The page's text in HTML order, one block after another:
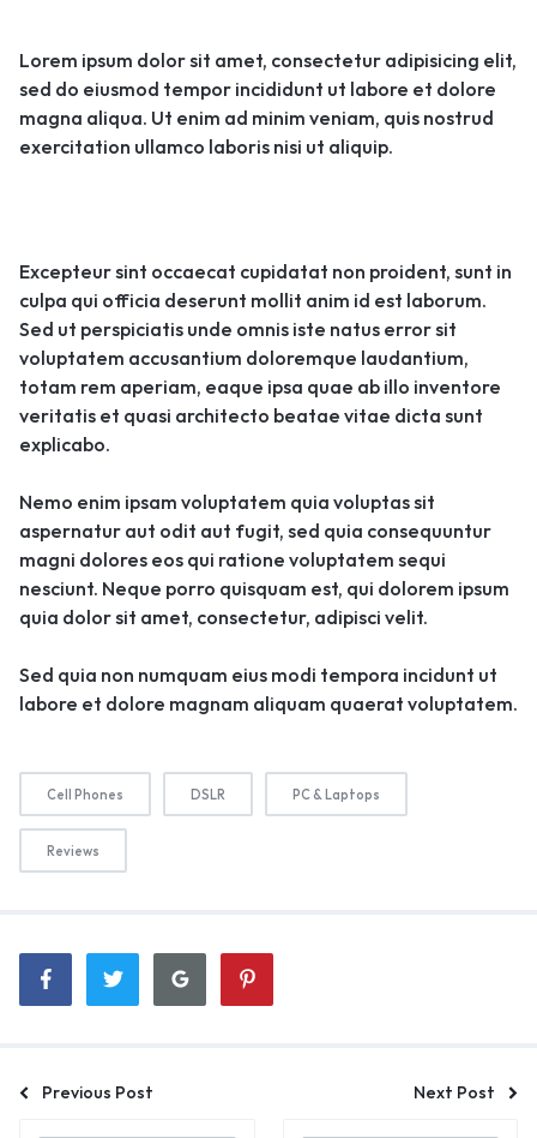
Lorem ipsum dolor sit amet, consectetur adipisicing elit,
sed do eiusmod tempor incididunt ut labore et dolore
magna aliqua. Ut enim ad minim veniam, quis nostrud
exercitation ullamco laboris nisi ut aliquip.
Excepteur sint occaecat cupidatat non proident, sunt in
culpa qui officia deserunt mollit anim id est laborum.
Sed ut perspiciatis unde omnis iste natus error sit
voluptatem accusantium doloremque laudantium,
totam rem aperiam, eaque ipsa quae ab illo inventore
veritatis et quasi architecto beatae vitae dicta sunt
explicabo.
Nemo enim ipsam voluptatem quia voluptas sit
aspernatur aut odit aut fugit, sed quia consequuntur
magni dolores eos qui ratione voluptatem sequi
nesciunt. Neque porro quisquam est, qui dolorem ipsum
quia dolor sit amet, consectetur, adipisci velit.
Sed quia non numquam eius modi tempora incidunt ut
labore et dolore magnam aliquam quaerat voluptatem.
Cell Phones DSLR PC & Laptops
Reviews
Previous Post Next Post